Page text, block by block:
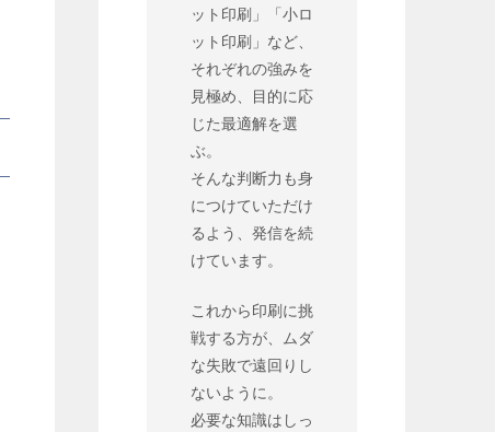
ット印刷」「小ロ
ット印刷」など、
それぞれの強みを
見極め、目的に応
じた最適解を選
ぶ。
そんな判断力も身
につけていただけ
るよう、発信を続
けています。
これから印刷に挑
戦する方が、ムダ
な失敗で遠回りし
ないように。
必要な知識はしっ